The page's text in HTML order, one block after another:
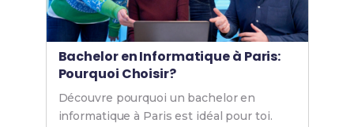
Bachelor en Informatique à Paris:
Pourquoi Choisir?
Découvre pourquoi un bachelor en
informatique à Paris est idéal pour toi.